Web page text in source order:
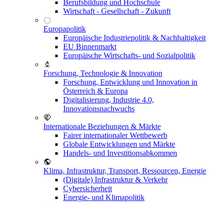
Berufsbildung und Hochschule
Wirtschaft - Gesellschaft - Zukunft
Europapolitik
Europäische Industriepolitik & Nachhaltigkeit
EU Binnenmarkt
Europäische Wirtschafts- und Sozialpolitik
Forschung, Technologie & Innovation
Forschung, Entwicklung und Innovation in
Österreich & Europa
Digitalisierung, Industrie 4.0,
Innovationsnachwuchs
Internationale Beziehungen & Märkte
Fairer internationaler Wettbewerb
Globale Entwicklungen und Märkte
Handels- und Investitionsabkommen
Klima, Infrastruktur, Transport, Ressourcen, Energie
(Digitale) Infrastruktur & Verkehr
Cybersicherheit
Energie- und Klimapolitik